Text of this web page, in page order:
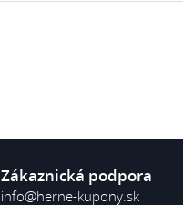
Zákaznická podpora
info@herne-kupony.sk